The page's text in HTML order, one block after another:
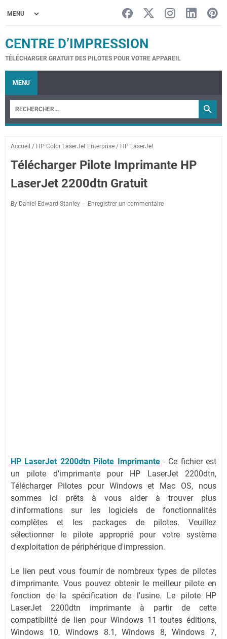
CENTRE D’IMPRESSION
TÉLÉCHARGER GRATUIT DES PILOTES POUR VOTRE APPAREIL
MENU
Accueil / HP Color LaserJet Enterprise / HP LaserJet
Télécharger Pilote Imprimante HP
LaserJet 2200dtn Gratuit
By Daniel Edward Stanley Enregistrer un commentaire
HP LaserJet 2200dtn Pilote Imprimante - Ce fichier est
un pilote d'imprimante pour HP LaserJet 2200dtn,
Télécharger Pilotes pour Windows et Mac OS, nous
sommes ici prêts à vous aider à trouver plus
d'informations sur les logiciels de fonctionnalités
complètes et les packages de pilotes. Veuillez
sélectionner le pilote approprié pour votre système
d'exploitation de périphérique d'impression.
Le lien peut vous fournir de nombreux types de pilotes
d'imprimante. Vous pouvez obtenir le meilleur pilote en
fonction de la spécification de l'usine. Le pilote HP
LaserJet 2200dtn imprimante à partir de cette
compatibilité de lien pour Windows 11 toutes éditions,
Windows 10, Windows 8.1, Windows 8, Windows 7,